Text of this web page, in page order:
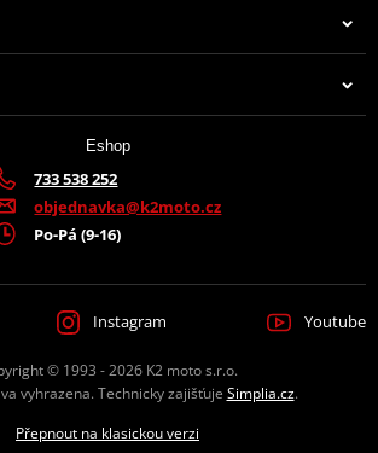
Eshop
733 538 252
objednavka@k2moto.cz
Po-Pá (9-16)
Instagram Youtube
© 1993 - 2026 K2 moto s.r.o.
vyhrazena. Technicky zajišťuje Simplia.cz.
Přepnout na klasickou verzi